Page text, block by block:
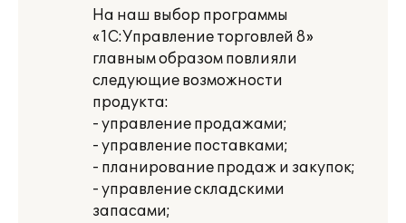
На наш выбор программы
«1С:Управление торговлей 8»
главным образом повлияли
следующие возможности
продукта:
- управление продажами;
- управление поставками;
- планирование продаж и закупок;
- управление складскими
запасами;